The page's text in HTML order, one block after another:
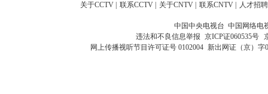
关于CCTV 联系CCTV 关于CNTV 联系CNTV 人才招聘
中国中央电视台 中国网络电
违法和不良信息举报 京ICP证060535号
网上传播视听节目许可证号 0102004 新出网证（京）